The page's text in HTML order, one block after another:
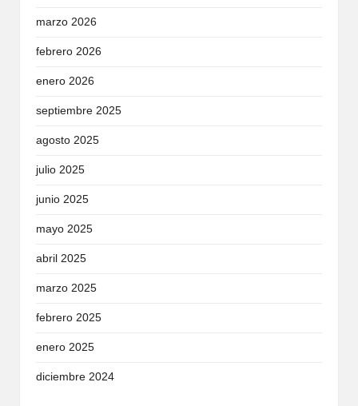
marzo 2026
febrero 2026
enero 2026
septiembre 2025
agosto 2025
julio 2025
junio 2025
mayo 2025
abril 2025
marzo 2025
febrero 2025
enero 2025
diciembre 2024